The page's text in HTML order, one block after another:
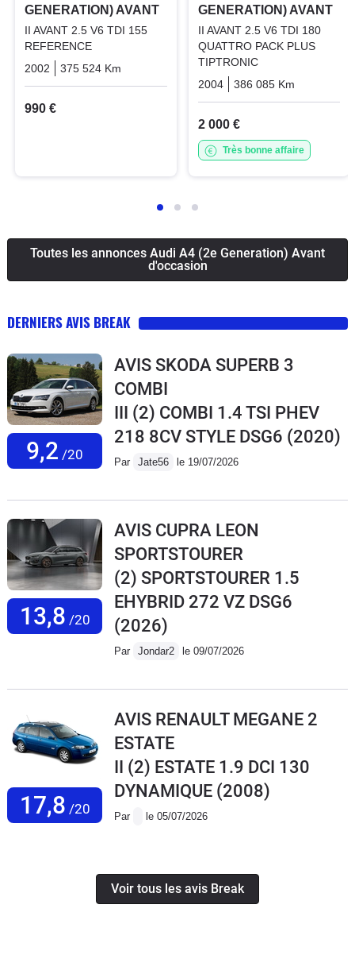
GENERATION) AVANT
II AVANT 2.5 V6 TDI 155
REFERENCE
2002
375 524 Km Diesel
990 €
GENERATION) AVANT
II AVANT 2.5 V6 TDI 180
QUATTRO PACK PLUS
TIPTRONIC
2004
386 085 Km
2 000 €
Très bonne affaire
Toutes les annonces Audi A4 (2e Generation) Avant
d'occasion
DERNIERS AVIS BREAK
9,2 /20
AVIS SKODA SUPERB 3
COMBI
III (2) COMBI 1.4 TSI PHEV
218 8CV STYLE DSG6 (2020)
Par Jate56 le 19/07/2026
13,8 /20
AVIS CUPRA LEON
SPORTSTOURER
(2) SPORTSTOURER 1.5
EHYBRID 272 VZ DSG6
(2026)
Par Jondar2 le 09/07/2026
17,8 /20
AVIS RENAULT MEGANE 2
ESTATE
II (2) ESTATE 1.9 DCI 130
DYNAMIQUE (2008)
Par le 05/07/2026
Voir tous les avis Break